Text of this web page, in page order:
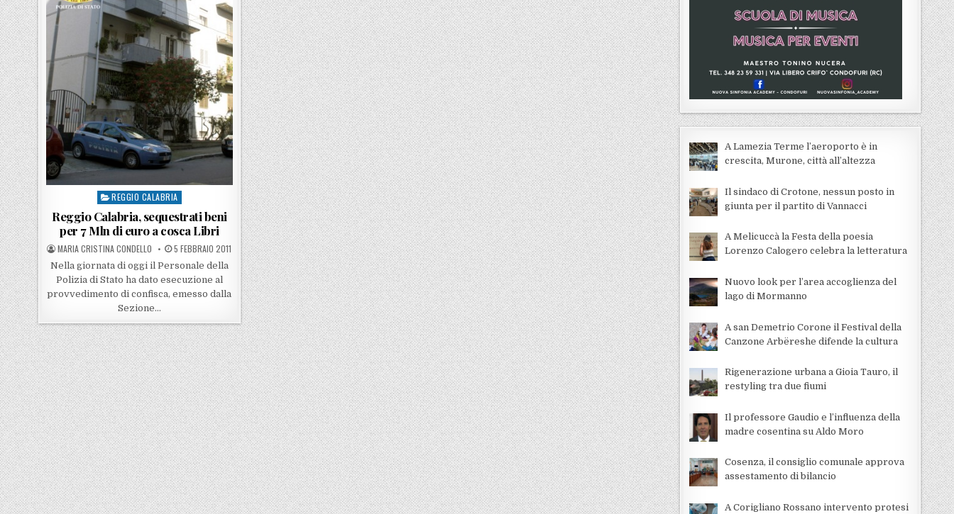
Posted in
REGGIO CALABRIA
Reggio Calabria, sequestrati beni
per 7 Mln di euro a cosca Libri
POSTED BY
MARIA CRISTINA CONDELLO POSTED ON
5 FEBBRAIO 2011
Nella giornata di oggi il Personale della
Polizia di Stato ha dato esecuzione al
provvedimento di confisca, emesso dalla
Sezione…
A Lamezia Terme l’aeroporto è in
crescita, Murone, città all’altezza
Il sindaco di Crotone, nessun posto in
giunta per il partito di Vannacci
A Melicuccà la Festa della poesia
Lorenzo Calogero celebra la letteratura
Nuovo look per l’area accoglienza del
lago di Mormanno
A san Demetrio Corone il Festival della
Canzone Arbëreshe difende la cultura
Rigenerazione urbana a Gioia Tauro, il
restyling tra due fiumi
Il professore Gaudio e l’influenza della
madre cosentina su Aldo Moro
Cosenza, il consiglio comunale approva
assestamento di bilancio
A Corigliano Rossano intervento protesi